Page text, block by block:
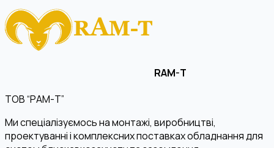
RAM-T
ТОВ “РАМ-Т”
Ми спеціалізуємось на монтажі, виробництві,
проектуванні і комплексних поставках обладнання для